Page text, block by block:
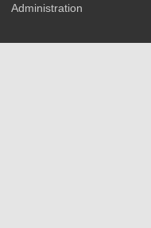
Administration